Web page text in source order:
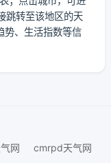
跳转至该地区的天
势、生活指数等信
网 cmrpd天气网